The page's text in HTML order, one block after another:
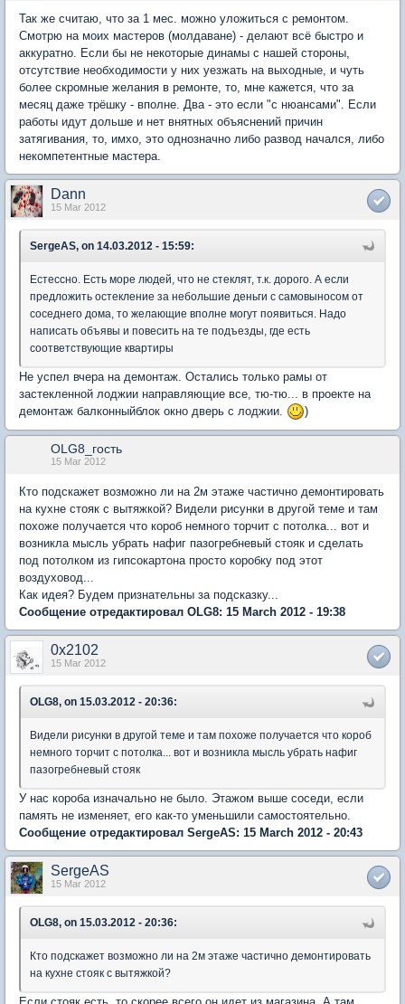
Так же считаю, что за 1 мес. можно уложиться с ремонтом.
Смотрю на моих мастеров (молдаване) - делают всё быстро и
аккуратно. Если бы не некоторые динамы с нашей стороны,
отсутствие необходимости у них уезжать на выходные, и чуть
более скромные желания в ремонте, то, мне кажется, что за
месяц даже трёшку - вполне. Два - это если "с нюансами". Если
работы идут дольше и нет внятных объяснений причин
затягивания, то, имхо, это однозначно либо развод начался, либо
некомпетентные мастера.
Dann
15 Mar 2012
SergeAS, on 14.03.2012 - 15:59:
Естессно. Есть море людей, что не стеклят, т.к. дорого. А если
предложить остекление за небольшие деньги с самовыносом от
соседнего дома, то желающие вполне могут появиться. Надо
написать объявы и повесить на те подъезды, где есть
соответствующие квартиры
Не успел вчера на демонтаж. Остались только рамы от
застекленной лоджии направляющие все, тю-тю... в проекте на
демонтаж балконныйблок окно дверь с лоджии.
)
OLG8_гость
15 Mar 2012
Кто подскажет возможно ли на 2м этаже частично демонтировать
на кухне стояк с вытяжкой? Видели рисунки в другой теме и там
похоже получается что короб немного торчит с потолка... вот и
возникла мысль убрать нафиг пазогребневый стояк и сделать
под потолком из гипсокартона просто коробку под этот
воздуховод...
Как идея? Будем признательны за подсказку...
Сообщение отредактировал OLG8: 15 March 2012 - 19:38
0x2102
15 Mar 2012
OLG8, on 15.03.2012 - 20:36:
Видели рисунки в другой теме и там похоже получается что короб
немного торчит с потолка... вот и возникла мысль убрать нафиг
пазогребневый стояк
У нас короба изначально не было. Этажом выше соседи, если
память не изменяет, его как-то уменьшили самостоятельно.
Сообщение отредактировал SergeAS: 15 March 2012 - 20:43
SergeAS
15 Mar 2012
OLG8, on 15.03.2012 - 20:36:
Кто подскажет возможно ли на 2м этаже частично демонтировать
на кухне стояк с вытяжкой?